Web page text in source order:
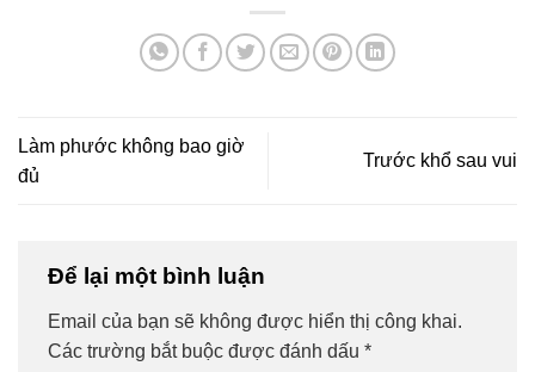
Làm phước không bao giờ
đủ
Trước khổ sau vui
Để lại một bình luận
Email của bạn sẽ không được hiển thị công khai.
Các trường bắt buộc được đánh dấu *